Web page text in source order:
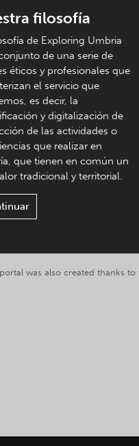
filosofía
de Exploring Umbria
de una serie de
éticos y profesionales que
el servicio que
es decir, la
y digitalización de
de las actividades o
que realizar en
que tienen en común un
tradicional y territorial.
was also created thanks